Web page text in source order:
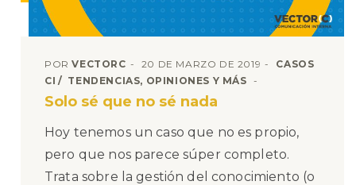
PORVECTORC 20 DE MARZO DE 2019
CASOS
CI
TENDENCIAS, OPINIONES Y MÁS
Solo sé que no sé nada
Hoy tenemos un caso que no es propio,
pero que nos parece súper completo.
Trata sobre la gestión del conocimiento (o